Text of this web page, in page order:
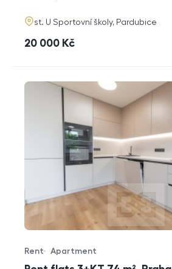
adresa
st. U Sportovní školy, Pardubice
cena
20 000 Kč
Offer type
Rent
Property type
Apartment